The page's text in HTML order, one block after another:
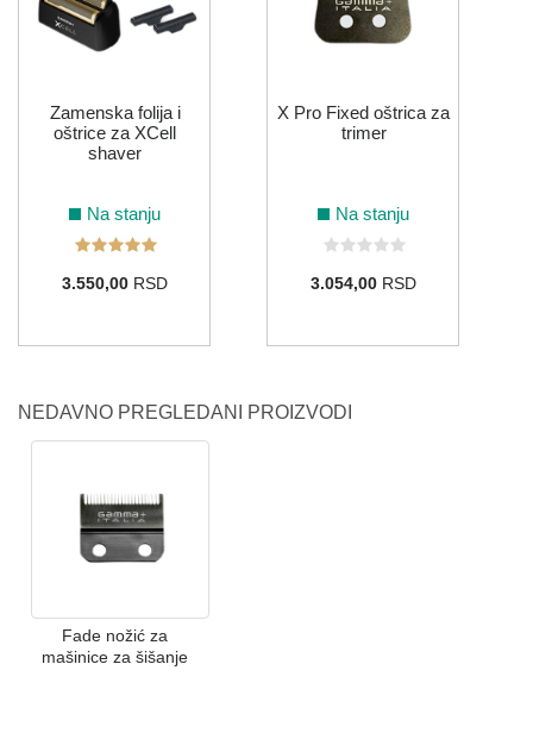
Zamenska folija i
oštrice za XCell
shaver
Na stanju
3.550,00RSD
X Pro Fixed oštrica za
trimer
Na stanju
3.054,00RSD
NEDAVNO PREGLEDANI PROIZVODI
Fade nožić za
mašinice za šišanje